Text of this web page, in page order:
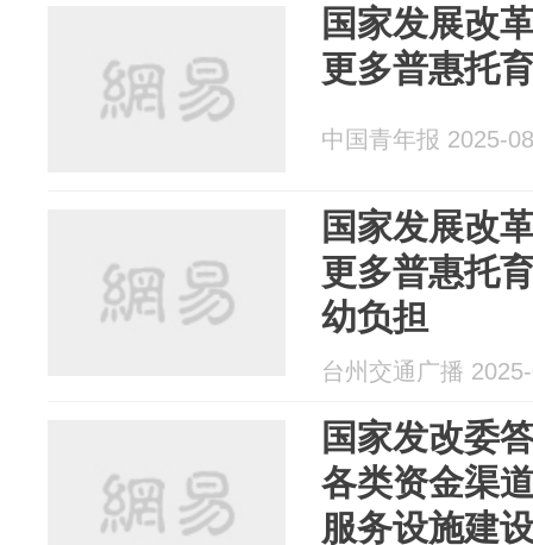
国家发展改
更多普惠托
中国青年报 2025-
国家发展改
更多普惠托
幼负担
台州交通广播
国家发改委
各类资金渠
服务设施建